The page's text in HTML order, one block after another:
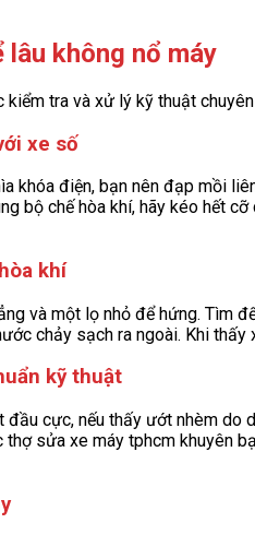
không nổ máy
tra và xử lý kỹ thuật
xe số
điện, bạn nên đạp mồi
bộ chế hòa khí, hãy kéo hết
khí
và một lọ nhỏ để hứng.
chảy sạch ra ngoài. Khi
kỹ thuật
cực, nếu thấy ướt nhèm
sửa xe máy tphcm khuyên